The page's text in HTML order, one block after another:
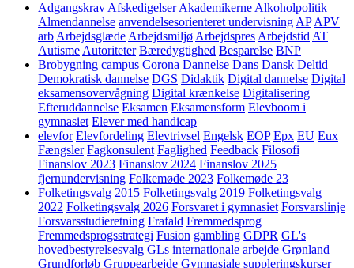
Adgangskrav Afskedigelser Akademikerne Alkoholpolitik
Almendannelse anvendelsesorienteret undervisning AP APV
arb Arbejdsglæde Arbejdsmiljø Arbejdspres Arbejdstid AT
Autisme Autoriteter Bæredygtighed Besparelse BNP
Brobygning campus Corona Dannelse Dans Dansk Deltid
Demokratisk dannelse DGS Didaktik Digital dannelse Digital
eksamensovervågning Digital krænkelse Digitalisering
Efteruddannelse Eksamen Eksamensform Elevboom i
gymnasiet Elever med handicap
elevfor Elevfordeling Elevtrivsel Engelsk EOP Epx EU Eux
Fængsler Fagkonsulent Faglighed Feedback Filosofi
Finanslov 2023 Finanslov 2024 Finanslov 2025
fjernundervisning Folkemøde 2023 Folkemøde 23
Folketingsvalg 2015 Folketingsvalg 2019 Folketingsvalg
2022 Folketingsvalg 2026 Forsvaret i gymnasiet Forsvarslinje
Forsvarsstudieretning Frafald Fremmedsprog
Fremmedsprogsstrategi Fusion gambling GDPR GL's
hovedbestyrelsesvalg GLs internationale arbejde Grønland
Grundforløb Gruppearbejde Gymnasiale suppleringskurser